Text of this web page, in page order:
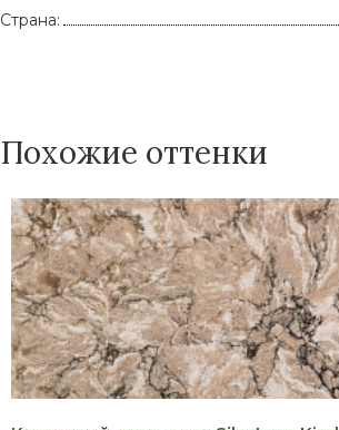
Страна:
Похожие оттенки